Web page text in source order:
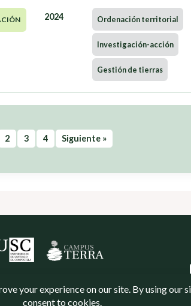
2024 Ordenación territorial
Investigación-acción
Gestión de tierras
2 3 4 Siguiente »